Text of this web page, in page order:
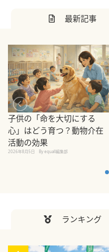
最新記事
子供の「命を大切にする
心」はどう育つ？動物介在
活動の効果
2026年8月5日 By equall編集部
ランキング